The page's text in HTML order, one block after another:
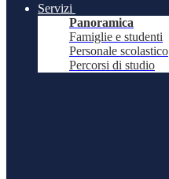
Servizi
Panoramica
Famiglie e studenti
Personale scolastico
Percorsi di studio